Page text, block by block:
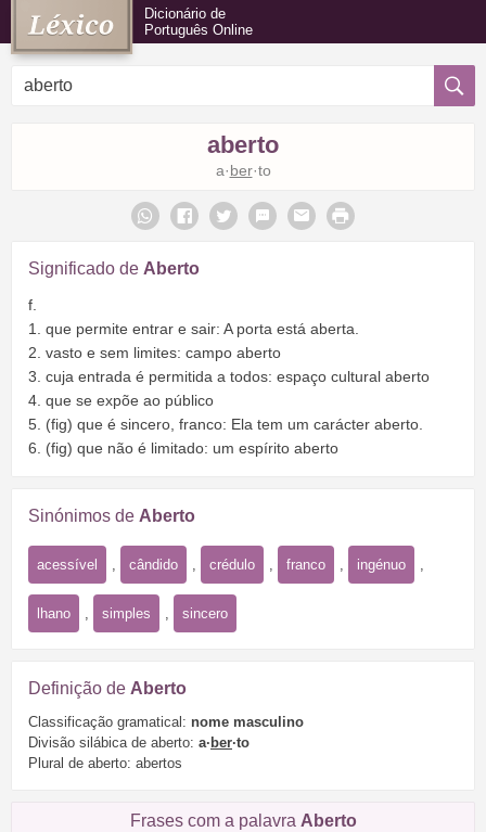
Dicionário de
Português Online
aberto
a·ber·to
Significado de Aberto
f.
1. que permite entrar e sair: A porta está aberta.
2. vasto e sem limites: campo aberto
3. cuja entrada é permitida a todos: espaço cultural aberto
4. que se expõe ao público
5. (fig) que é sincero, franco: Ela tem um carácter aberto.
6. (fig) que não é limitado: um espírito aberto
Sinónimos de Aberto
acessível cândido crédulo franco ingénuo
lhano simples sincero
Definição de Aberto
Classificação gramatical: nome masculino
Divisão silábica de aberto: a· ber·to
Plural de aberto: abertos
Frases com a palavra Aberto